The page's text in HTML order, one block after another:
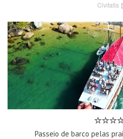
Civitatis
Passeio de barco pelas